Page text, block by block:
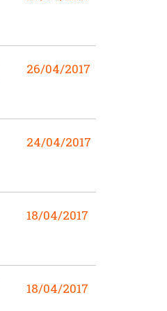
26/04/2017
24/04/2017
18/04/2017
18/04/2017